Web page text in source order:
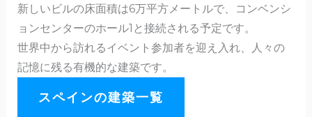
新しいビルの床面積は6万平方メートルで、コンベンシ
ョンセンターのホール1と接続される予定です。
世界中から訪れるイベント参加者を迎え入れ、人々の
記憶に残る有機的な建築です。
スペインの建築一覧